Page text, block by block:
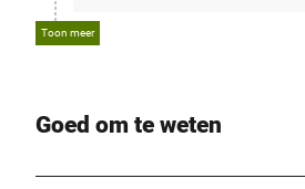
Toon meer
Goed om te weten